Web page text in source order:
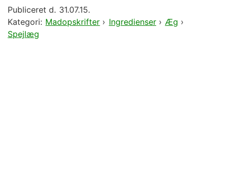
Publiceret d. 31.07.15.
Kategori: Madopskrifter › Ingredienser› Æg ›
Spejlæg